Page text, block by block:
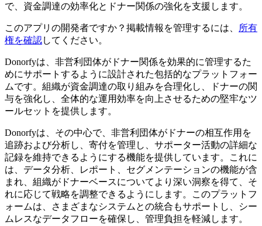
で、資金調達の効率化とドナー関係の強化を支援します。
このアプリの開発者ですか？掲載情報を管理するには、
所有
権を確認してください。
Donorfyは、非営利団体がドナー関係を効果的に管理するた
めにサポートするように設計された包括的なプラットフォー
ムです。組織が資金調達の取り組みを合理化し、ドナーの関
与を強化し、全体的な運用効率を向上させるための堅牢なツ
ールセットを提供します。
Donorfyは、その中心で、非営利団体がドナーの相互作用を
追跡および分析し、寄付を管理し、サポーター活動の詳細な
記録を維持できるようにする機能を提供しています。これに
は、データ分析、レポート、セグメンテーションの機能が含
まれ、組織がドナーベースについてより深い洞察を得て、そ
れに応じて戦略を調整できるようにします。このプラットフ
ォームは、さまざまなシステムとの統合もサポートし、シー
ムレスなデータフローを確保し、管理負担を軽減します。